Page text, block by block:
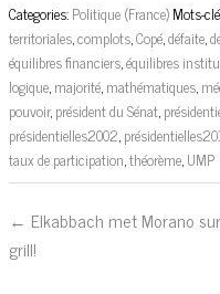
Categories:Politique (France)Mots-
territoriales,complots,Copé,défaite,
équilibres financiers,équilibres
logique,majorité,mathématiques,
pouvoir,président du Sénat,
présidentielles2002,
taux de participation,théorème,UMP
← Elkabbach met Morano
grill!